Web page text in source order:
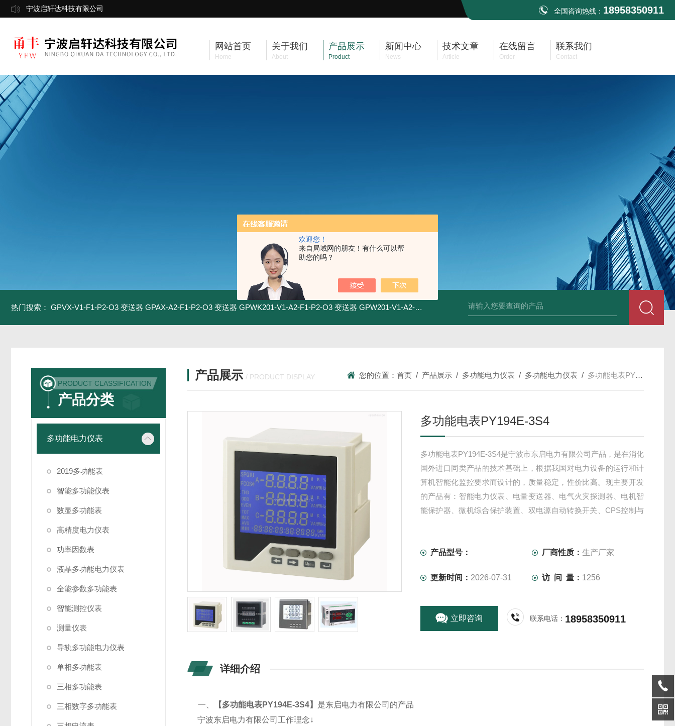
欢迎您！
来自局域网的朋友！有什么可以帮
助您的吗？
宁波启轩达科技有限公司 全国咨询热线： 18958350911
网站首页
Home
关于我们
About
产品展示
Product
新闻中心
News
技术文章
Article
在线留言
Order
联系我们
Contact
热门搜索： GPVX-V1-F1-P2-O3 变送器 GPAX-A2-F1-P2-O3 变送器 GPWK201-V1-A2-F1-P2-O3 变送器 GPW201-V1-A2-F1-P2-O3 变送器 变送器GPV-V1-F1-P2-O3 变送器GPA-A2-F1-P2-O3 变送器
PRODUCT CLASSIFICATION
产品分类
多功能电力仪表
2019多功能表
智能多功能仪表
数显多功能表
高精度电力仪表
功率因数表
液晶多功能电力仪表
全能参数多功能表
智能测控仪表
测量仪表
导轨多功能电力仪表
单相多功能表
三相多功能表
三相数字多功能表
产品展示 / PRODUCT DISPLAY 您的位置：首页 / 产品展示 / 多功能电力仪表 / 多功能电力仪表 / 多功能电表PY194E-3S4
多功能电表PY194E-3S4
多功能电表PY194E-3S4是宁波市东启电力有限公司产品，是在消化
国外进口同类产品的技术基础上，根据我国对电力设备的运行和计
算机智能化监控要求而设计的，质量稳定，性价比高。现主要开发
的产品有：智能电力仪表、电量变送器、电气火灾探测器、电机智
能保护器、微机综合保护装置、双电源自动转换开关、CPS控制与
产品型号：
厂商性质：生产厂家
更新时间： 2026-07-31 访 问 量： 1256
立即咨询 联系电话： 18958350911
详细介绍
一、 【多功能电表PY194E-3S4】 是东启电力有限公司的产品
宁波东启电力有限公司工作理念↓